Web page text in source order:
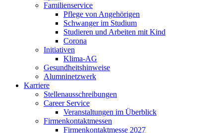
Familienservice
Pflege von Angehörigen
Schwanger im Studium
Studieren und Arbeiten mit Kind
Corona
Initiativen
Klima-AG
Gesundheitshinweise
Alumninetzwerk
Karriere
Stellenausschreibungen
Career Service
Veranstaltungen im Überblick
Firmenkontaktmessen
Firmenkontaktmesse 2027